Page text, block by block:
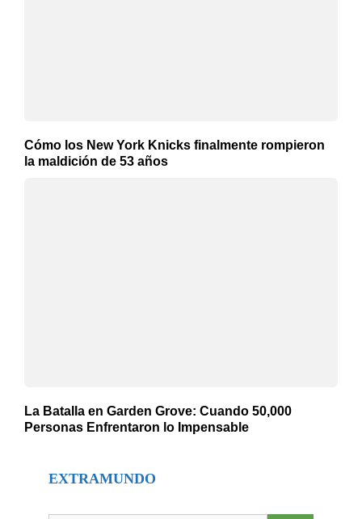
Cómo los New York Knicks finalmente rompieron
la maldición de 53 años
La Batalla en Garden Grove: Cuando 50,000
Personas Enfrentaron lo Impensable
EXTRAMUNDO